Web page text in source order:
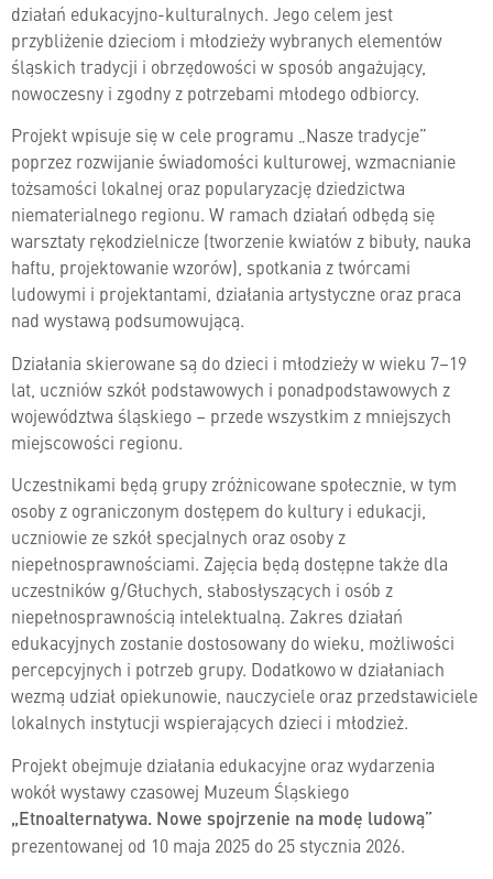
działań edukacyjno-kulturalnych. Jego celem jest
przybliżenie dzieciom i młodzieży wybranych elementów
śląskich tradycji i obrzędowości w sposób angażujący,
nowoczesny i zgodny z potrzebami młodego odbiorcy.
Projekt wpisuje się w cele programu „Nasze tradycje”
poprzez rozwijanie świadomości kulturowej, wzmacnianie
tożsamości lokalnej oraz popularyzację dziedzictwa
niematerialnego regionu. W ramach działań odbędą się
warsztaty rękodzielnicze (tworzenie kwiatów z bibuły, nauka
haftu, projektowanie wzorów), spotkania z twórcami
ludowymi i projektantami, działania artystyczne oraz praca
nad wystawą podsumowującą.
Działania skierowane są do dzieci i młodzieży w wieku 7–19
lat, uczniów szkół podstawowych i ponadpodstawowych z
województwa śląskiego – przede wszystkim z mniejszych
miejscowości regionu.
Uczestnikami będą grupy zróżnicowane społecznie, w tym
osoby z ograniczonym dostępem do kultury i edukacji,
uczniowie ze szkół specjalnych oraz osoby z
niepełnosprawnościami. Zajęcia będą dostępne także dla
uczestników g/Głuchych, słabosłyszących i osób z
niepełnosprawnością intelektualną. Zakres działań
edukacyjnych zostanie dostosowany do wieku, możliwości
percepcyjnych i potrzeb grupy. Dodatkowo w działaniach
wezmą udział opiekunowie, nauczyciele oraz przedstawiciele
lokalnych instytucji wspierających dzieci i młodzież.
Projekt obejmuje działania edukacyjne oraz wydarzenia
wokół wystawy czasowej Muzeum Śląskiego
„Etnoalternatywa. Nowe spojrzenie na modę ludową”
prezentowanej od 10 maja 2025 do 25 stycznia 2026.